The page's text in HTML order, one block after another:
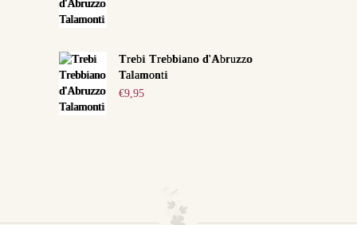
Trebi Trebbiano d'Abruzzo
Talamonti
€9,95